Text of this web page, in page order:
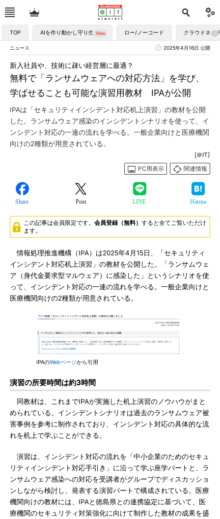
TOP AIを作り動かし守り生かす ロー/ノーコード クラウドネイ
ニュース 2025年4月16日 公開
無料で「ランサムウェアへの対応方法」を学び、
学ばせることも可能な演習用教材 IPAが公開
新入社員や、技術に疎い経営層に最適？
IPAは「セキュリティインシデント対応机上演習」の教材を公開
した。ランサムウェア感染のインシデントシナリオを使って、イ
ンシデント対応の一連の流れを学べる。一般企業向けと医療機関
向けの2種類が用意されている。
[＠IT]
PC用表示
関連情報
Share Post LINE Hatena
この記事は会員限定です。 会員登録（無料） すると全てご覧いただけ
ます。
情報処理推進機構（IPA）は2025年4月15日、「セキュリティ
インシデント対応机上演習」の教材を公開した。「ランサムウェ
ア（身代金要求型マルウェア）に感染した」というシナリオを使
って、インシデント対応の一連の流れを学べる。一般企業向けと
医療機関向けの2種類が用意されている。
IPAのWebページから引用
演習の所要時間は約3時間
同教材は、これまでIPAが実施した机上演習のノウハウがまと
められている。インシデントシナリオは過去のランサムウェア被
害事例を参考に制作されており、インシデント対応の具体的な流
れを机上で学ぶことができる。
演習は、インシデント対応の流れを「中小企業のためのセキュ
リティインシデント対応手引き」に沿って学ぶ座学パートと、ラ
ンサムウェア感染への対応を受講者がグループでディスカッショ
ンしながら検討し、発表する演習パートで構成されている。医療
機関向けの教材には、IPAと徳島県との連携協定に基づいて、医
療機関のセキュリティ対策強化に向けて制作した教材の成果を盛